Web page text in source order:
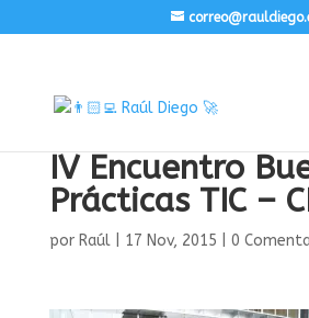
IV Encuentro
Prácticas TIC –
por Raúl| 17 Nov, 2015 0